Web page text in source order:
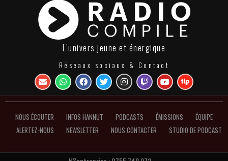
L’univers jeune et énergique
Réseaux sociaux & Contact
NOUS ÉCOUTER INFOS HANNUT PODCASTS ÉMISSIONS
ÉQUIPE
ALERTEZ-NOUS
NEWSLETTER NOUS CONTACTER STUDIO DE PODCAST